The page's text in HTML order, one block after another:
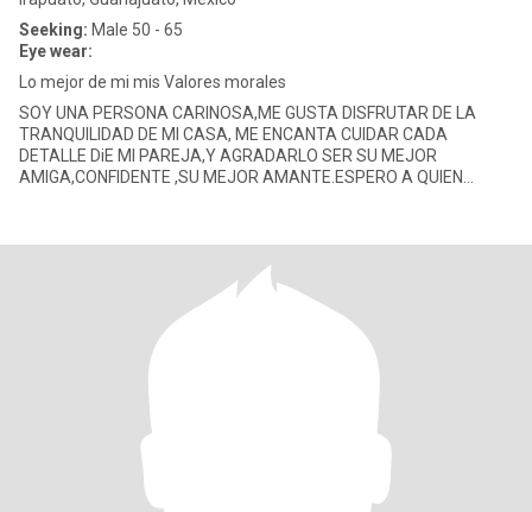
Seeking: Male 50 - 65
Eye wear:
Lo mejor de mi mis Valores morales
SOY UNA PERSONA CARINOSA,ME GUSTA DISFRUTAR DE LA
TRANQUILIDAD DE MI CASA, ME ENCANTA CUIDAR CADA
DETALLE DiE MI PAREJA,Y AGRADARLO SER SU MEJOR
AMIGA,CONFIDENTE ,SU MEJOR AMANTE.ESPERO A QUIEN